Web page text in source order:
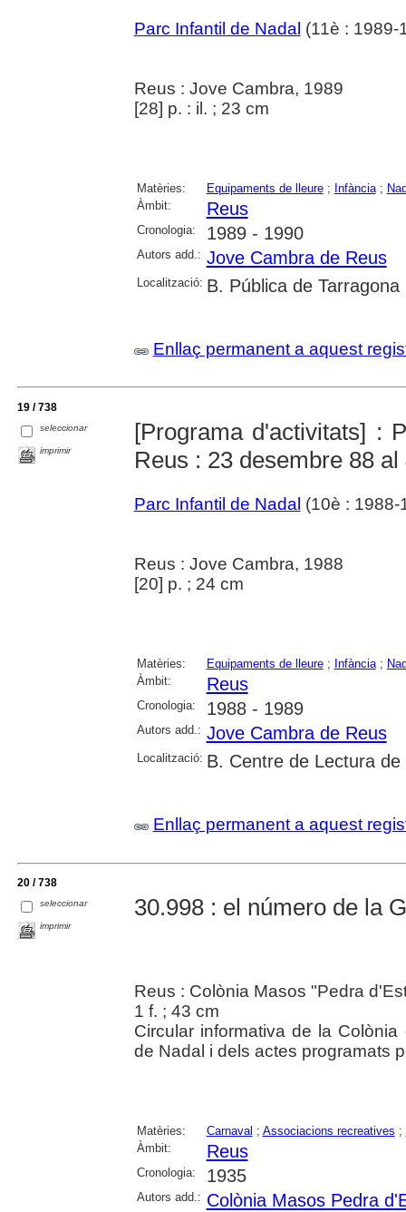
Parc Infantil de Nadal (11è : 1989-
Reus : Jove Cambra, 1989
[28] p. : il. ; 23 cm
Matèries: Equipaments de lleure; Infància;
Àmbit:
Reus
Cronologia: 1989 - 1990
Autors add.: Jove Cambra de Reus
Localització: B. Pública de Tarragona
Enllaç permanent a aquest
19 / 738
seleccionar
imprimir
[Programa d'activitats] :
Reus : 23 desembre 88 al
Parc Infantil de Nadal (10è : 1988-
Reus : Jove Cambra, 1988
[20] p. ; 24 cm
Matèries: Equipaments de lleure; Infància;
Àmbit:
Reus
Cronologia: 1988 - 1989
Autors add.: Jove Cambra de Reus
Localització: B. Centre de Lectura de
Enllaç permanent a aquest
20 / 738
seleccionar
imprimir
30.998 : el número de la
Reus : Colònia Masos "Pedra
1 f. ; 43 cm
Circular informativa de la
de Nadal i dels actes programats
Matèries: Carnaval ; Associacions recreatives ;
Àmbit:
Reus
Cronologia: 1935
Autors add.: Colònia Masos Pedra